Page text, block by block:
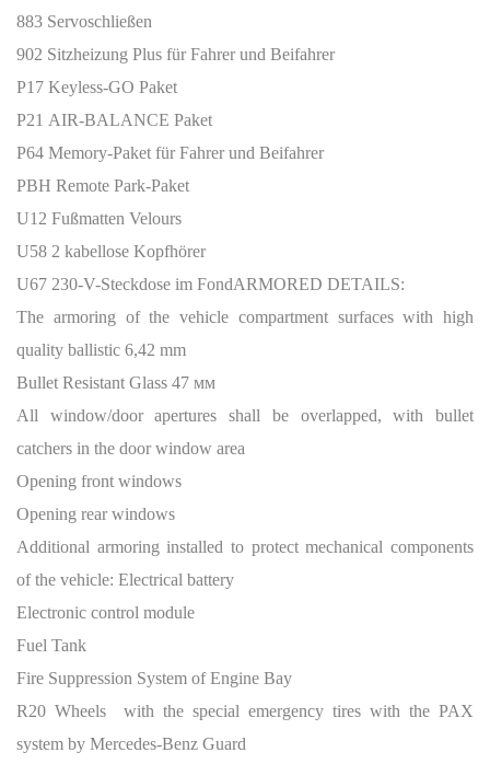
883 Servoschließen
902 Sitzheizung Plus für Fahrer und Beifahrer
P17 Keyless-GO Paket
P21 AIR-BALANCE Paket
P64 Memory-Paket für Fahrer und Beifahrer
PBH Remote Park-Paket
U12 Fußmatten Velours
U58 2 kabellose Kopfhörer
U67 230-V-Steckdose im FondARMORED DETAILS:
The armoring of the vehicle compartment surfaces with high
quality ballistic 6,42 mm
Bullet Resistant Glass 47 мм
All window/door apertures shall be overlapped, with bullet
catchers in the door window area
Opening front windows
Opening rear windows
Additional armoring installed to protect mechanical components
of the vehicle: Electrical battery
Electronic control module
Fuel Tank
Fire Suppression System of Engine Bay
R20 Wheels with the special emergency tires with the PAX
system by Mercedes-Benz Guard